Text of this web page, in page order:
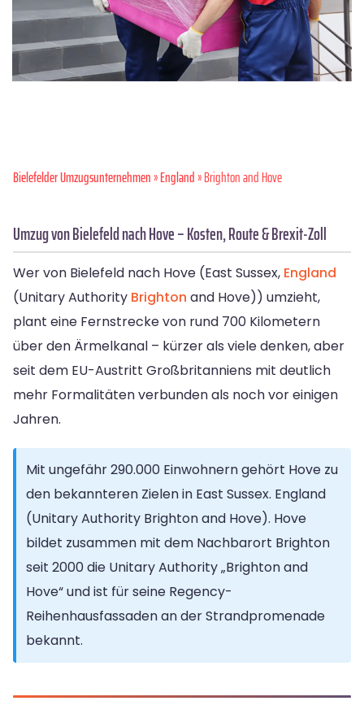
Bielefelder Umzugsunternehmen»England» Brighton and Hove
Umzug von Bielefeld nach Hove – Kosten, Route & Brexit-Zoll
Wer von Bielefeld nach Hove (East Sussex, England
(Unitary Authority Brighton and Hove)) umzieht,
plant eine Fernstrecke von rund 700 Kilometern
über den Ärmelkanal – kürzer als viele denken, aber
seit dem EU-Austritt Großbritanniens mit deutlich
mehr Formalitäten verbunden als noch vor einigen
Jahren.
Mit ungefähr 290.000 Einwohnern gehört Hove zu
den bekannteren Zielen in East Sussex. England
(Unitary Authority Brighton and Hove). Hove
bildet zusammen mit dem Nachbarort Brighton
seit 2000 die Unitary Authority „Brighton and
Hove“ und ist für seine Regency-
Reihenhausfassaden an der Strandpromenade
bekannt.